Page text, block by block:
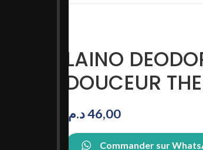
LAINO
DOUCEUR
46,00د.م.
Commander sur